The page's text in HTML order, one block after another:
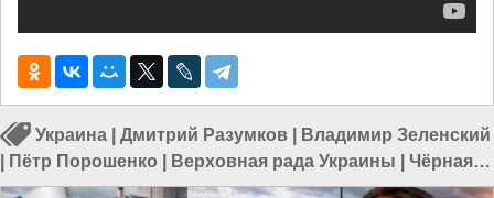
Украина Дмитрий Разумков
Владимир Зеленский
Пётр Порошенко Верховная рада Украины
Чёрная
метка|Выборы президента Украины|Власть в